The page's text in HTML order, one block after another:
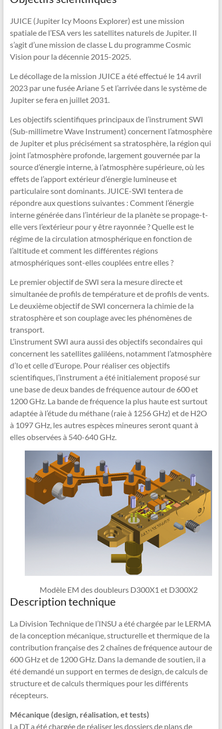
JUICE (Jupiter Icy Moons Explorer) est une mission
spatiale de l’ESA vers les satellites naturels de Jupiter. Il
s’agit d’une mission de classe L du programme Cosmic
Vision pour la décennie 2015-2025.
Le décollage de la mission JUICE a été effectué le 14 avril
2023 par une fusée Ariane 5 et l’arrivée dans le système de
Jupiter se fera en juillet 2031.
Les objectifs scientifiques principaux de l’instrument SWI
(Sub-millimetre Wave Instrument) concernent l’atmosphère
de Jupiter et plus précisément sa stratosphère, la région qui
joint l’atmosphère profonde, largement gouvernée par la
source d’énergie interne, à l’atmosphère supérieure, où les
effets de l’apport extérieur d’énergie lumineuse et
particulaire sont dominants. JUICE-SWI tentera de
répondre aux questions suivantes : Comment l’énergie
interne générée dans l’intérieur de la planète se propage-t-
elle vers l’extérieur pour y être rayonnée ? Quelle est le
régime de la circulation atmosphérique en fonction de
l’altitude et comment les différentes régions
atmosphériques sont-elles couplées entre elles ?
Le premier objectif de SWI sera la mesure directe et
simultanée de profils de température et de profils de vents.
Le deuxième objectif de SWI concernera la chimie de la
stratosphère et son couplage avec les phénomènes de
transport.
L’instrument SWI aura aussi des objectifs secondaires qui
concernent les satellites galiléens, notamment l’atmosphère
d’Io et celle d’Europe. Pour réaliser ces objectifs
scientifiques, l’instrument a été initialement proposé sur
une base de deux bandes de fréquence autour de 600 et
1200 GHz. La bande de fréquence la plus haute est surtout
adaptée à l’étude du méthane (raie à 1256 GHz) et de H2O
à 1097 GHz, les autres espèces mineures seront quant à
elles observées à 540-640 GHz.
Modèle EM des doubleurs D300X1 et D300X2
Description technique
La Division Technique de l’INSU a été chargée par le LERMA
de la conception mécanique, structurelle et thermique de la
contribution française des 2 chaînes de fréquence autour de
600 GHz et de 1200 GHz. Dans la demande de soutien, il a
été demandé un support en termes de design, de calculs de
structure et de calculs thermiques pour les différents
récepteurs.
Mécanique (design, réalisation, et tests)
La DT a été chargée de réaliser les dossiers de plans de